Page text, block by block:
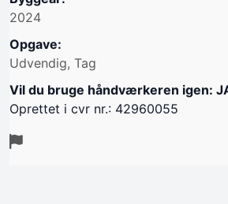
2024
Opgave:
Udvendig, Tag
Vil du bruge håndværkeren igen:
Oprettet i cvr nr.: 42960055